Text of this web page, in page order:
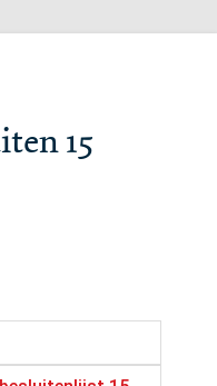
15